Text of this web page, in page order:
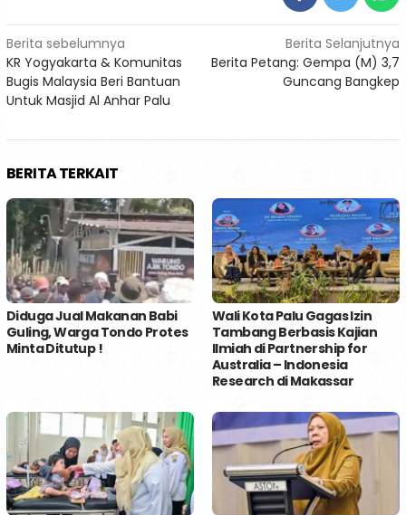
Navigasi
pos
Berita sebelumnya
KR Yogyakarta & Komunitas
Bugis Malaysia Beri Bantuan
Untuk Masjid Al Anhar Palu
Berita Selanjutnya
Berita Petang: Gempa (M) 3,7
Guncang Bangkep
BERITA TERKAIT
Diduga Jual Makanan Babi
Guling, Warga Tondo Protes
Minta Ditutup !
Wali Kota Palu Gagas Izin
Tambang Berbasis Kajian
Ilmiah di Partnership for
Australia – Indonesia
Research di Makassar